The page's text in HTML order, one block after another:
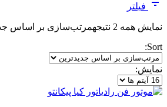
فیلتر
نمایش همه 2 نتیجه
مرتب‌سازی بر اساس
Sort:
نمایش: